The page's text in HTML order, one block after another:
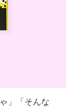
」「そんな